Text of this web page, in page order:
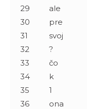
29
ale
30
pre
31
svoj
32
?
33
čo
34
k
35
1
36
ona